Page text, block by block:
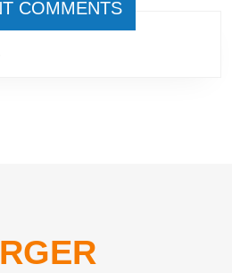
COMMENTS